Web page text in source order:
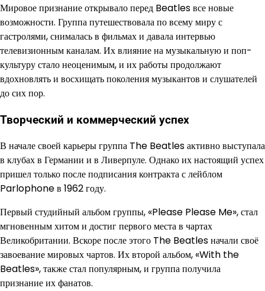
Мировое признание открывало перед Beatles все новые
возможности. Группа путешествовала по всему миру с
гастролями, снималась в фильмах и давала интервью
телевизионным каналам. Их влияние на музыкальную и поп-
культуру стало неоценимым, и их работы продолжают
вдохновлять и восхищать поколения музыкантов и слушателей
до сих пор.
Творческий и коммерческий успех
В начале своей карьеры группа The Beatles активно выступала
в клубах в Германии и в Ливерпуле. Однако их настоящий успех
пришел только после подписания контракта с лейблом
Parlophone в 1962 году.
Первый студийный альбом группы, «Please Please Me», стал
мгновенным хитом и достиг первого места в чартах
Великобритании. Вскоре после этого The Beatles начали своё
завоевание мировых чартов. Их второй альбом, «With the
Beatles», также стал популярным, и группа получила
признание их фанатов.